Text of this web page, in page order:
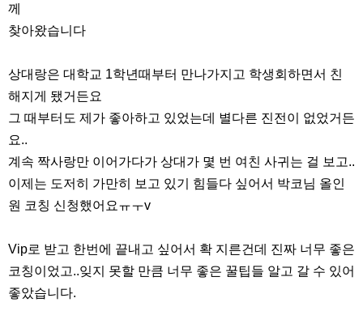
께
찾아왔습니다
상대랑은 대학교 1학년때부터 만나가지고 학생회하면서 친
해지게 됐거든요
그 때부터도 제가 좋아하고 있었는데 별다른 진전이 없었거든
요..
계속 짝사랑만 이어가다가 상대가 몇 번 여친 사귀는 걸 보고..
이제는 도저히 가만히 보고 있기 힘들다 싶어서 박코님 올인
원 코칭 신청했어요ㅠㅜv
Vip로 받고 한번에 끝내고 싶어서 확 지른건데 진짜 너무 좋은
코칭이었고..잊지 못할 만큼 너무 좋은 꿀팁들 알고 갈 수 있어
좋았습니다.